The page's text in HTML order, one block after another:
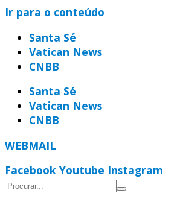
Ir para o conteúdo
Santa Sé
Vatican News
CNBB
Santa Sé
Vatican News
CNBB
WEBMAIL
Facebook Youtube Instagram